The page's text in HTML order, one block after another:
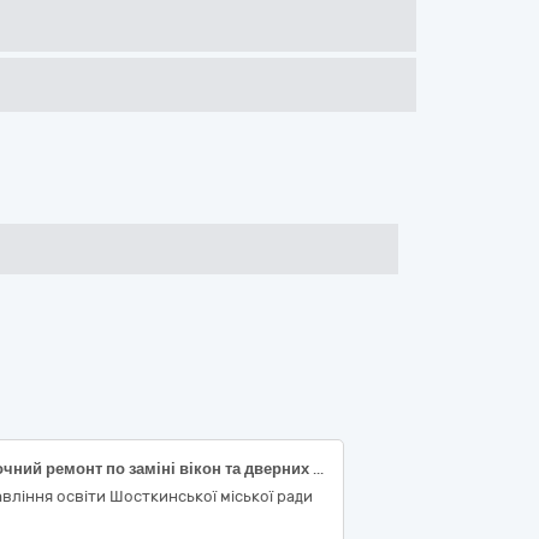
Поточний ремонт по заміні вікон та дверних блоків в комунальній організації (установа, заклад) Шосткинський дошкільний навчальний заклад (ясла-садок) № 12 «Росинка» Шосткинської міської ради Сумської області за адресою: пров. Петра Колнишевського 4 м. Шостка Сумська область
освіти Шосткинської міської ради